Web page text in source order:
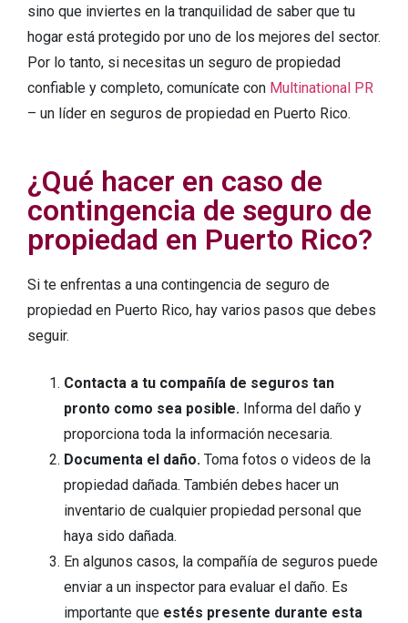
sino que inviertes en la tranquilidad de saber que tu
hogar está protegido por uno de los mejores del sector.
Por lo tanto, si necesitas un seguro de propiedad
confiable y completo, comunícate con Multinational PR
– un líder en seguros de propiedad en Puerto Rico.
¿Qué hacer en caso de
contingencia de seguro de
propiedad en Puerto Rico?
Si te enfrentas a una contingencia de seguro de
propiedad en Puerto Rico, hay varios pasos que debes
seguir.
Contacta a tu compañía de seguros tan
pronto como sea posible. Informa del daño y
proporciona toda la información necesaria.
Documenta el daño. Toma fotos o videos de la
propiedad dañada. También debes hacer un
inventario de cualquier propiedad personal que
haya sido dañada.
En algunos casos, la compañía de seguros puede
enviar a un inspector para evaluar el daño. Es
importante que estés presente durante esta